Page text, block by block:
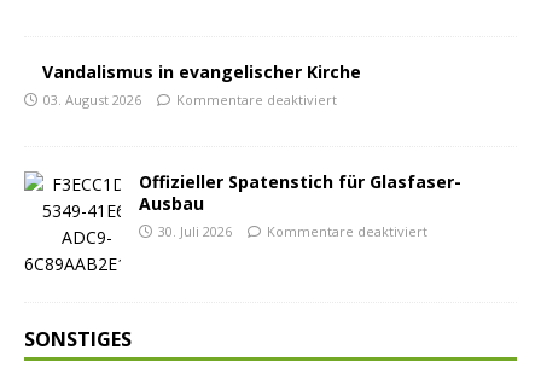
Vandalismus in evangelischer Kirche
03. August 2026 Kommentare deaktiviert
Offizieller Spatenstich für Glasfaser-
Ausbau
30. Juli 2026 Kommentare deaktiviert
SONSTIGES